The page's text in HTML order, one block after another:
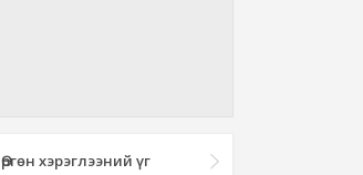
Өргөн хэрэглээний үг